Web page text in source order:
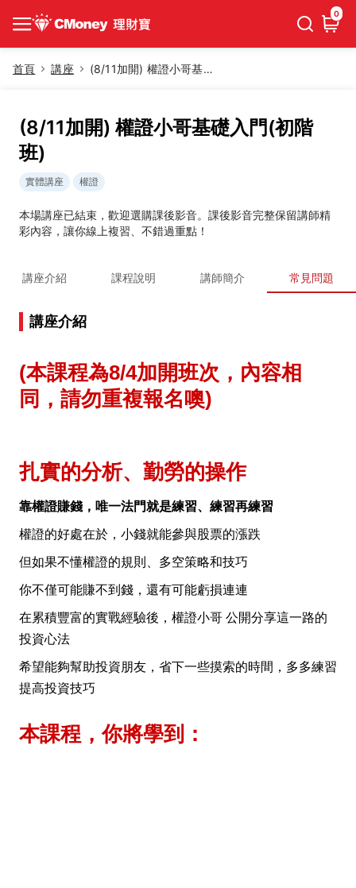
0
首頁 講座 (8/11加開) 權證小哥基礎入門(初階班)
(8/11加開) 權證小哥基礎入門(初階
班)
實體講座 權證
本場講座已結束，歡迎選購課後影音。課後影音完整保留講師精
彩內容，讓你線上複習、不錯過重點！
講座介紹 課程說明 講師簡介 常見問題
講座介紹
(本課程為8/4加開班次，內容相
同，請勿重複報名噢)
扎實的分析、勤勞的操作
靠權證賺錢，唯一法門就是練習、練習再練習
權證的好處在於，小錢就能參與股票的漲跌
但如果不懂權證的規則、多空策略和技巧
你不僅可能賺不到錢，還有可能虧損連連
在累積豐富的實戰經驗後，權證小哥 公開分享這一路的
投資心法
希望能夠幫助投資朋友，省下一些摸索的時間，多多練習
提高投資技巧
本課程，你將學到：